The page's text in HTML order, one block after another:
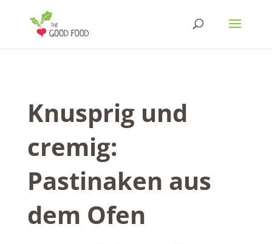
Knusprig und
cremig:
Pastinaken aus
dem Ofen